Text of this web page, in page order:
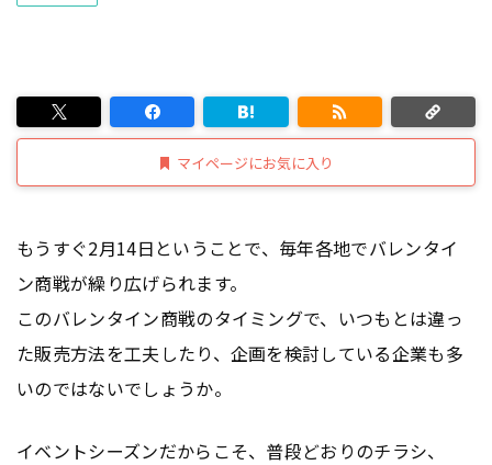
マイページにお気に入り
もうすぐ2月14日ということで、毎年各地でバレンタイ
ン商戦が繰り広げられます。
このバレンタイン商戦のタイミングで、いつもとは違っ
た販売方法を工夫したり、企画を検討している企業も多
いのではないでしょうか。
イベントシーズンだからこそ、普段どおりのチラシ、